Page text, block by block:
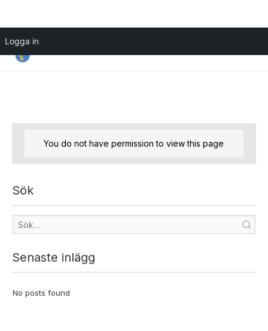
Logga in
innehåll
You do not have permission to view this page
Sök
Senaste inlägg
No posts found